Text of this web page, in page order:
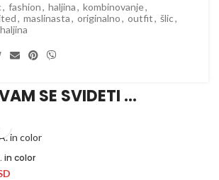
, fashion, haljina, kombinovanje,
, maslinasta, originalno, outfit, šlic,
SE SVIDETI …
in color